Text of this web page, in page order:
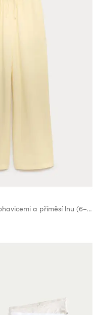
Kalhoty se širokými nohavicemi a příměsí lnu (6–16 let) Marks & Spencer žlutá